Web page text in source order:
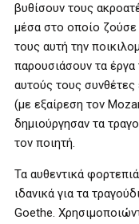
βυθίσουν τους
μέσα στο οποίο ζούσε
τους αυτή την
παρουσιάσουν τα
αυτούς τους
(με εξαίρεση τον
δημιούργησαν τα
τον ποιητή.
Τα αυθεντικά
ιδανικά για τα
Goethe.